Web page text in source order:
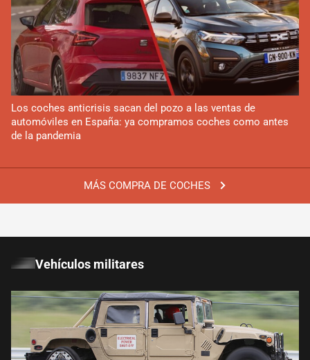
MÁS COMPRA DE COCHES
Los coches anticrisis sacan del pozo a las ventas de
automóviles en España: ya compramos coches como antes
de la pandemia
Vehículos militares